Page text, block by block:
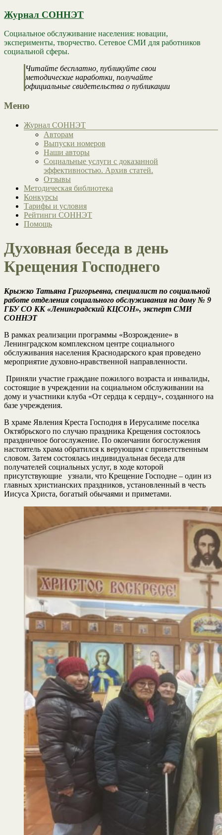
Журнал СОННЭТ
Социальное обслуживание населения: новации,
эксперименты, творчество. Сетевое СМИ для работников
социальной сферы.
Читайте бесплатно, публикуйте свои
методические наработки, получайте
официальные свидетельства о публикации
Меню
Журнал СОННЭТ
Авторам
Выпуски номеров
Наши авторы
Социальные услуги с доказанной
эффективностью. Архив статей.
Отзывы
Методическая библиотека
Конкурсы
Тарифы и условия
Рейтинги СОННЭТ
Помощь
Духовная беседа в день
Крещения Господнего
Крыжко Татьяна Григорьевна, специалист по социальной
работе отделения социального обслуживания на дому № 9
ГБУ СО КК «Ленинградский КЦСОН», эксперт СМИ
СОННЭТ
В рамках реализации программы «Возрождение» в
Ленинградском комплексном центре социального
обслуживания населения Краснодарского края проведено
мероприятие духовно-нравственной направленности.
Приняли участие граждане пожилого возраста и инвалиды,
состоящие в учреждении на социальном обслуживании на
дому и участники клуба «От сердца к сердцу», созданного на
базе учреждения.
В храме Явления Креста Господня в Иерусалиме поселка
Октябрьского по случаю праздника Крещения состоялось
праздничное богослужение. По окончании богослужения
настоятель храма обратился к верующим с приветственным
словом. Затем состоялась индивидуальная беседа для
получателей социальных услуг, в ходе которой
присутствующие узнали, что Крещение Господне – один из
главных христианских праздников, установленный в честь
Иисуса Христа, богатый обычаями и приметами.